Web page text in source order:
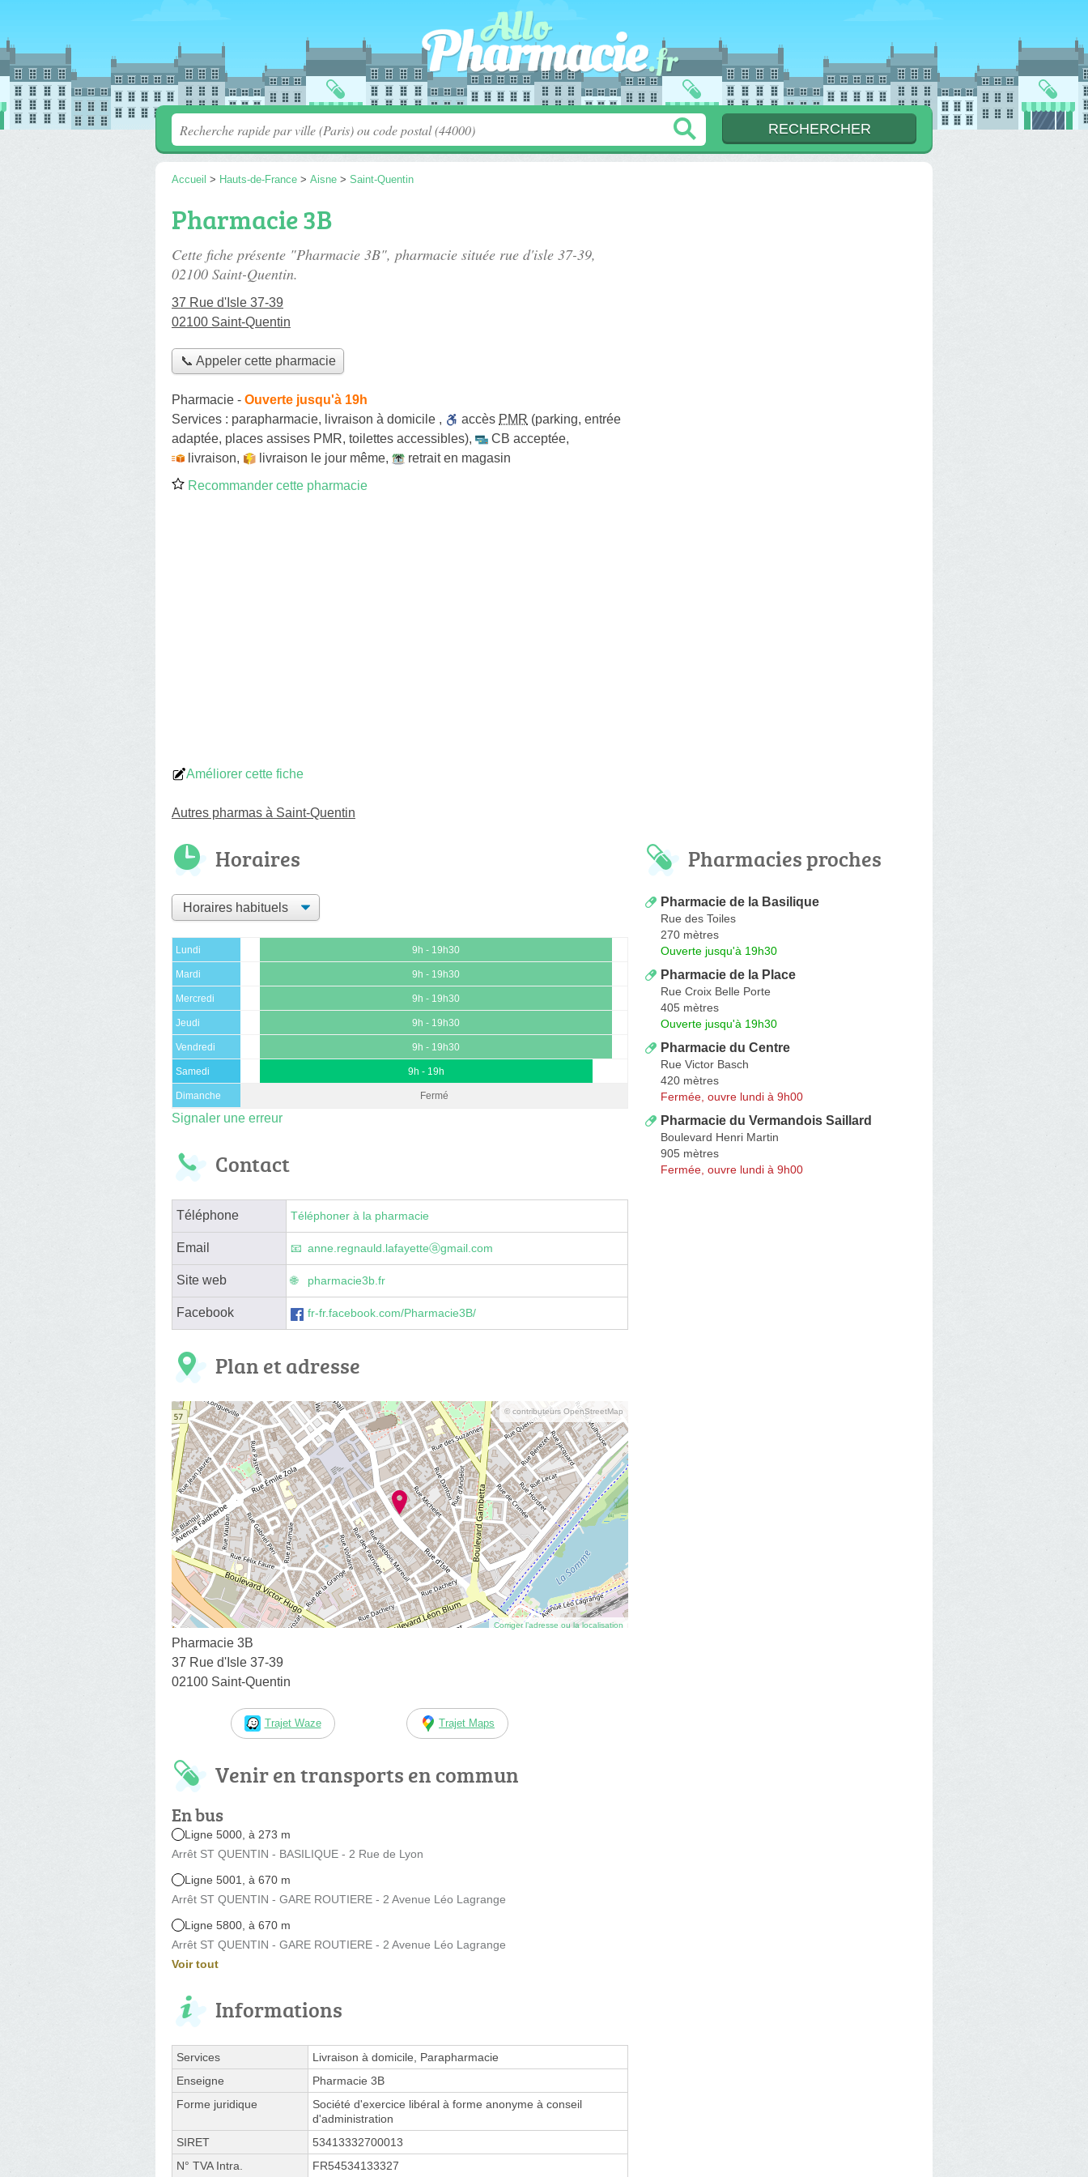
Accueil > Hauts-de-France > Aisne > Saint-Quentin
Pharmacie 3B
Cette fiche présente "Pharmacie 3B", pharmacie située rue d'isle 37-39,
02100 Saint-Quentin.
37 Rue d'Isle 37-39
02100 Saint-Quentin
📞 Appeler cette pharmacie
Pharmacie - Ouverte jusqu'à 19h
Services : parapharmacie, livraison à domicile , accès PMR (parking, entrée
adaptée, places assises PMR, toilettes accessibles), CB acceptée,
livraison, livraison le jour même,
retrait en magasin
Recommander cette pharmacie
Améliorer cette fiche
Autres pharmas à Saint-Quentin
Horaires
Lundi 9h - 19h30
Mardi 9h - 19h30
Mercredi 9h - 19h30
Jeudi 9h - 19h30
Vendredi 9h - 19h30
Samedi 9h - 19h
Dimanche Fermé
Signaler une erreur
Contact
Téléphone Téléphoner à la pharmacie
Email anne.regnauld.lafayetteⓐgmail.com
Site web pharmacie3b.fr
Facebook fr-fr.facebook.com/Pharmacie3B/
Plan et adresse
© contributeurs OpenStreetMap
Corriger l’adresse ou la localisation
Pharmacie 3B
37 Rue d'Isle 37-39
02100 Saint-Quentin
Trajet Waze Trajet Maps
Venir en transports en commun
En bus
Ligne 5000, à 273 m
Arrêt ST QUENTIN - BASILIQUE - 2 Rue de Lyon
Ligne 5001, à 670 m
Arrêt ST QUENTIN - GARE ROUTIERE - 2 Avenue Léo Lagrange
Ligne 5800, à 670 m
Arrêt ST QUENTIN - GARE ROUTIERE - 2 Avenue Léo Lagrange
Voir tout
Informations
Services
Livraison à domicile, Parapharmacie
Enseigne
Pharmacie 3B
Forme juridique
Société d'exercice libéral à forme anonyme à conseil
d'administration
SIRET
53413332700013
N° TVA Intra.
FR54534133327
Pharmacies proches
Pharmacie de la Basilique
Rue des Toiles
270 mètres
Ouverte jusqu'à 19h30
Pharmacie de la Place
Rue Croix Belle Porte
405 mètres
Ouverte jusqu'à 19h30
Pharmacie du Centre
Rue Victor Basch
420 mètres
Fermée, ouvre lundi à 9h00
Pharmacie du Vermandois Saillard
Boulevard Henri Martin
905 mètres
Fermée, ouvre lundi à 9h00